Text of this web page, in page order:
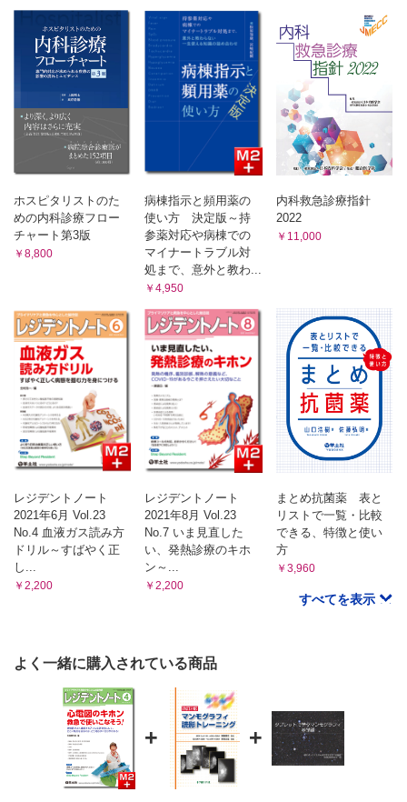
す。
第6回 お母さんを診ようで勝手に索引！【市原 真】
Step Beyond Resident
第208回 高齢者の転倒 Part2 〜転倒外傷に強くなる（頭部外
傷）〜【林 寛之】
対岸の火事、他山の石
第235回 パワーポイントを使った単語カード作成法【中島
伸】
ホスピタリストのた
めの内科診療フロー
チャート第3版
￥8,800
病棟指示と頻用薬の
使い方 決定版～持
参薬対応や病棟での
マイナートラブル対
処まで、意外と教わ...
￥4,950
内科救急診療指針
2022
￥11,000
レジデントノート
2021年6月 Vol.23
No.4 血液ガス読み方
ドリル～すばやく正
し...
￥2,200
レジデントノート
2021年8月 Vol.23
No.7 いま見直した
い、発熱診療のキホ
ン～...
￥2,200
まとめ抗菌薬 表と
リストで一覧・比較
できる、特徴と使い
方
￥3,960
すべてを表示
よく一緒に購入されている商品
+ +